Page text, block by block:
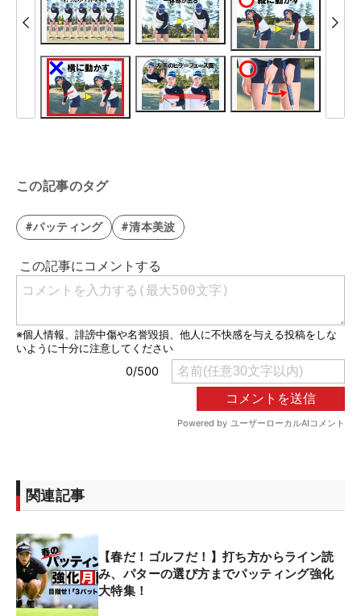
この記事のタグ
#パッティング #清本美波
関連記事
【春だ！ゴルフだ！】打ち方からライン読
み、パターの選び方までパッティング強化
大特集！